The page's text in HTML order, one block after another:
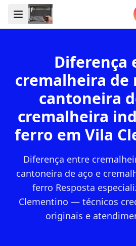
Diferença
cremalheira de
cantoneira
cremalheira
ferro em Vila
Diferença entre
cantoneira de aço e
ferro Resposta
Clementino — técnicos
originais e